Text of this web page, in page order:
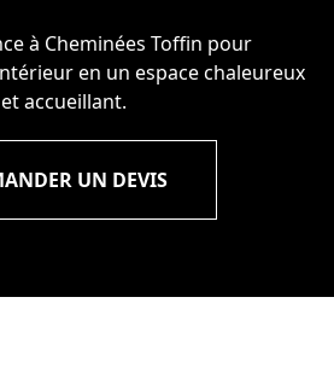
à Cheminées Toffin pour
en un espace chaleureux
et accueillant.
UN DEVIS